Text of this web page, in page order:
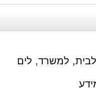
למשרד, לים